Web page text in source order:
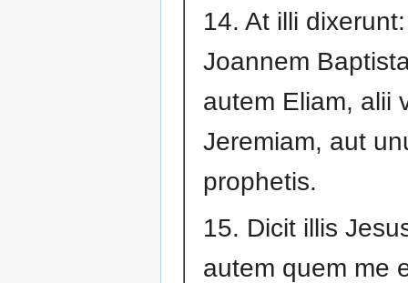
14. At illi
Joannem
autem Eliam, alii
Jeremiam, aut
prophetis.
15. Dicit illis
autem quem me